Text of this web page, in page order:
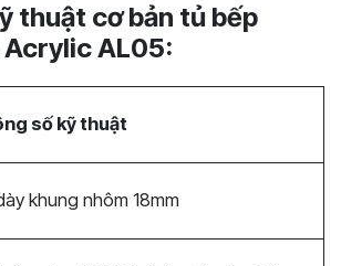
thuật cơ bản tủ bếp
AL05:
số kỹ thuật
khung nhôm 18mm